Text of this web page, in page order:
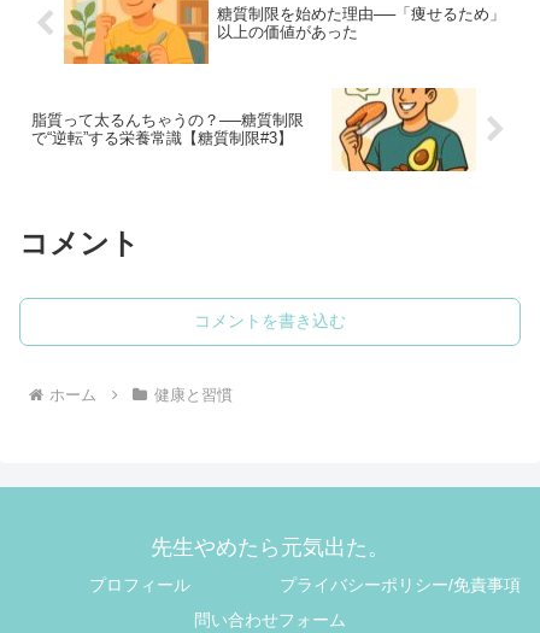
糖質制限を始めた理由──「痩せるため」
以上の価値があった
脂質って太るんちゃうの？──糖質制限
で“逆転”する栄養常識【糖質制限#3】
コメント
コメントを書き込む
ホーム 健康と習慣
先生やめたら元気出た。
プロフィール
プライバシーポリシー/免責事項
問い合わせフォーム